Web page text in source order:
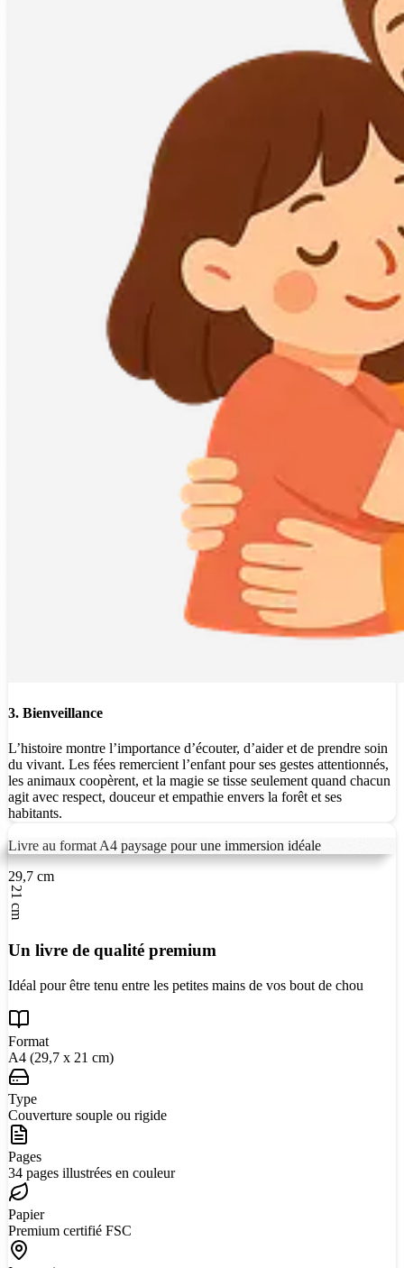
3. Bienveillance
L’histoire montre l’importance d’écouter, d’aider et de prendre soin
du vivant. Les fées remercient l’enfant pour ses gestes attentionnés,
les animaux coopèrent, et la magie se tisse seulement quand chacun
agit avec respect, douceur et empathie envers la forêt et ses
habitants.
Livre au format A4 paysage pour une immersion idéale
29,7 cm
21 cm
Un livre de qualité premium
Idéal pour être tenu entre les petites mains de vos bout de chou
Format
A4 (29,7 x 21 cm)
Type
Couverture souple ou rigide
Pages
34 pages illustrées en couleur
Papier
Premium certifié FSC